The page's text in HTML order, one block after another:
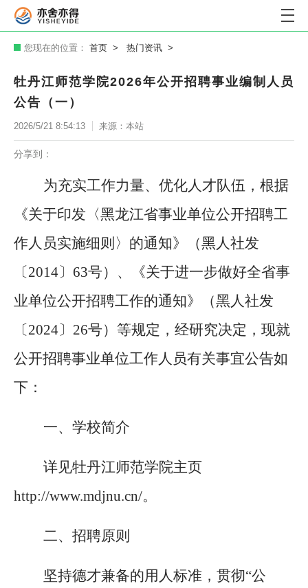
您现在的位置： 首页 热门资讯
牡丹江师范学院2026年公开招聘事业编制人员
公告（一）
2026/5/21 8:54:13 来源：本站
分享到：
为充实工作力量、优化人才队伍，根据
《关于印发〈黑龙江省事业单位公开招聘工
作人员实施细则〉的通知》（黑人社发
〔2014〕63号）、《关于进一步做好全省事
业单位公开招聘工作的通知》（黑人社发
〔2024〕26号） 等规定，经研究决定，现就
公开招聘事业单位工作人员有关事宜公告如
下 ：
一、学校简介
详见牡丹江师范学院主页
http://www.mdjnu.cn/。
二、招聘原则
坚持德才兼备的用人标准，贯彻“公